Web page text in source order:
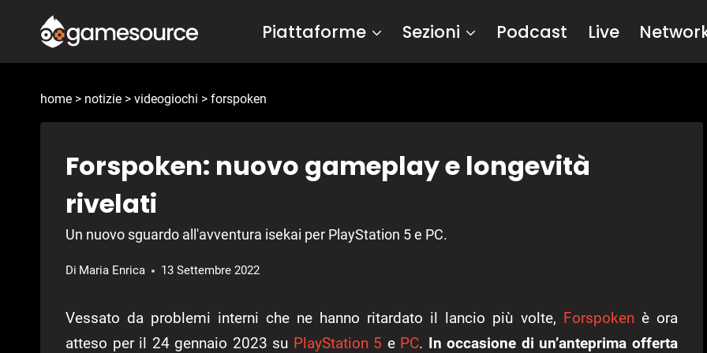
contenuto
Piattaforme Sezioni Podcast Live
home > notizie > videogiochi > forspoken
Forspoken: nuovo gameplay e longevità
rivelati
Un nuovo sguardo all'avventura isekai per PlayStation 5 e PC.
Di Maria Enrica 13 Settembre 2022
Vessato da problemi interni che ne hanno ritardato il lancio più volte, Forspokenè ora
atteso per il 24 gennaio 2023 su PlayStation 5 e PC. In occasione di un’anteprima offerta